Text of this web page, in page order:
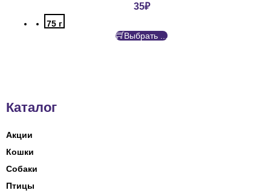
35₽
75 г
Выбрать ...
Каталог
Акции
Кошки
Собаки
Птицы